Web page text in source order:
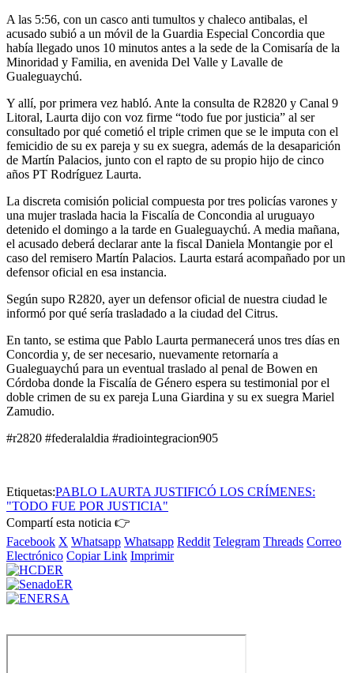
A las 5:56, con un casco anti tumultos y chaleco antibalas, el
acusado subió a un móvil de la Guardia Especial Concordia que
había llegado unos 10 minutos antes a la sede de la Comisaría de la
Minoridad y Familia, en avenida Del Valle y Lavalle de
Gualeguaychú.
Y allí, por primera vez habló. Ante la consulta de R2820 y Canal 9
Litoral, Laurta dijo con voz firme “todo fue por justicia” al ser
consultado por qué cometió el triple crimen que se le imputa con el
femicidio de su ex pareja y su ex suegra, además de la desaparición
de Martín Palacios, junto con el rapto de su propio hijo de cinco
años PT Rodríguez Laurta.
La discreta comisión policial compuesta por tres policías varones y
una mujer traslada hacia la Fiscalía de Concondia al uruguayo
detenido el domingo a la tarde en Gualeguaychú. A media mañana,
el acusado deberá declarar ante la fiscal Daniela Montangie por el
caso del remisero Martín Palacios. Laurta estará acompañado por un
defensor oficial en esa instancia.
Según supo R2820, ayer un defensor oficial de nuestra ciudad le
informó por qué sería trasladado a la ciudad del Citrus.
En tanto, se estima que Pablo Laurta permanecerá unos tres días en
Concordia y, de ser necesario, nuevamente retornaría a
Gualeguaychú para un eventual traslado al penal de Bowen en
Córdoba donde la Fiscalía de Género espera su testimonial por el
doble crimen de su ex pareja Luna Giardina y su ex suegra Mariel
Zamudio.
#r2820 #federalaldia #radiointegracion905
Etiquetas:PABLO LAURTA JUSTIFICÓ LOS CRÍMENES:
"TODO FUE POR JUSTICIA"
Compartí esta noticia 👉
Facebook X Whatsapp Whatsapp Reddit Telegram Threads Correo
Electrónico Copiar Link Imprimir